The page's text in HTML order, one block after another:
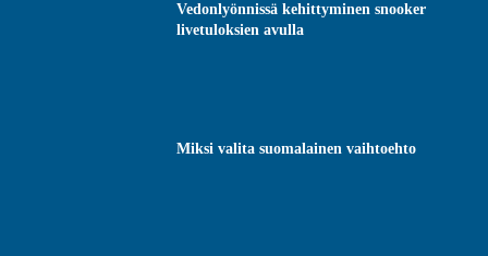
Vedonlyönnissä kehittyminen snooker
livetuloksien avulla
Miksi valita suomalainen vaihtoehto